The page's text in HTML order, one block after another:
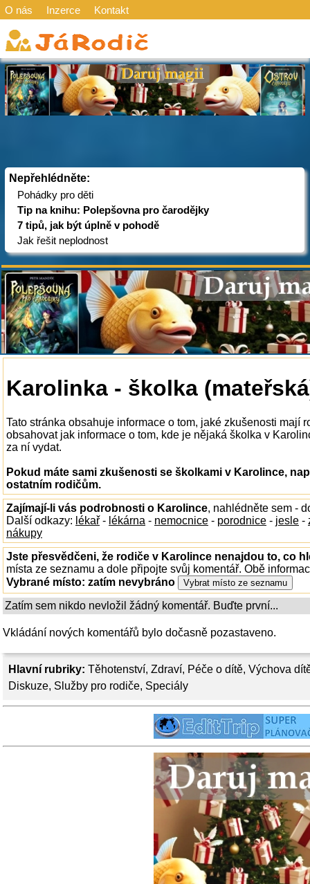
O nás Inzerce Kontakt
Nepřehlédněte:
Pohádky pro děti
Tip na knihu: Polepšovna pro čarodějky
7 tipů, jak být úplně v pohodě
Jak řešit neplodnost
Hlavní rubriky: Těhotenství, Zdraví, Péče o dítě, Výchova
Diskuze, Služby pro rodiče, Speciály
Karolinka - školka
Tato stránka obsahuje informace o tom, jaké zkušenosti mají
obsahovat jak informace o tom, kde je nějaká školka v
za ní vydat.
Pokud máte sami zkušenosti se školkami v Karolince,
ostatním rodičům.
Zajímají-li vás podrobnosti o Karolince, nahlédněte sem -
Další odkazy: lékař - lékárna - nemocnice - porodnice - jesle -
nákupy
Jste přesvědčeni, že rodiče v Karolince nenajdou to, co
místa ze seznamu a dole připojte svůj komentář. Obě
Vybrané místo: zatím nevybráno
Zatím sem nikdo nevložil žádný komentář. Buďte první...
Vkládání nových komentářů bylo dočasně pozastaveno.